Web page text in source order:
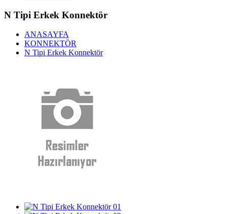
N Tipi Erkek Konnektör
ANASAYFA
KONNEKTÖR
N Tipi Erkek Konnektör